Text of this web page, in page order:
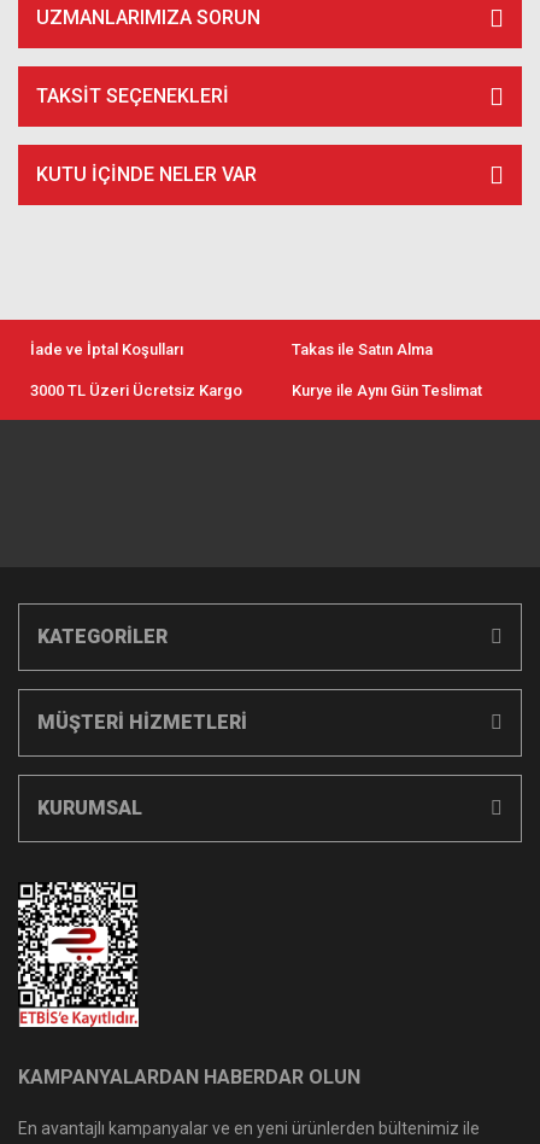
UZMANLARIMIZA SORUN
TAKSIT SEÇENEKLERI
KUTU İÇİNDE NELER VAR
İade ve İptal Koşulları Takas ile Satın Alma
3000 TL Üzeri Ücretsiz Kargo Kurye ile Aynı Gün Teslimat
KATEGORİLER
MÜŞTERİ HİZMETLERİ
KURUMSAL
KAMPANYALARDAN HABERDAR OLUN
En avantajlı kampanyalar ve en yeni ürünlerden bültenimiz ile